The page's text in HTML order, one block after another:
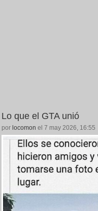
Lo que el GTA unió
por locomon el 7 may 2026, 16:55